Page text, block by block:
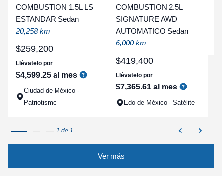
COMBUSTION 1.5L LS
ESTANDAR Sedan
20,258 km
$259,200
Llévatelo por
$4,599.25 al mes
Ciudad de México -
Patriotismo
COMBUSTION 2.5L
SIGNATURE AWD
AUTOMATICO Sedan
6,000 km
$419,400
Llévatelo por
$7,365.61 al mes
Edo de México - Satélite
1 de 1
Ver más